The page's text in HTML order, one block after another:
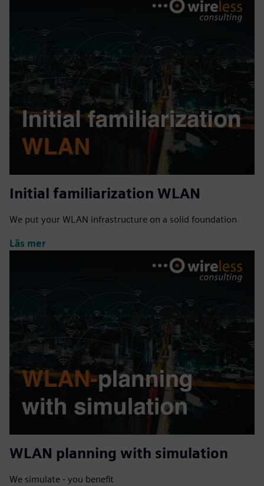
Initial familiarization WLAN
We put your WLAN infrastructure on a solid foundation
Läs mer
WLAN planning with simulation
We simulate - you benefit